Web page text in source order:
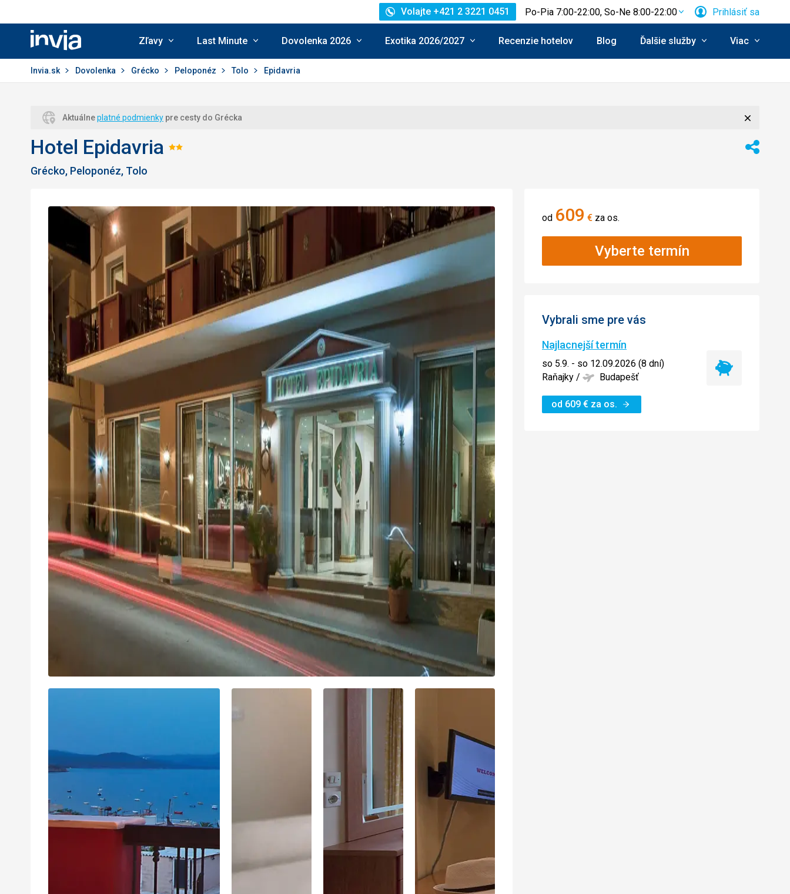
Invia.sk
Volajte +421 2 3221 0451 Po-Pia 7:00-22:00, So-Ne 8:00-22:00 Prihlásiť sa
Zľavy Last Minute Dovolenka 2026 Exotika 2026/2027 Recenzie hotelov Blog Ďalšie služby Viac
Invia.sk Dovolenka Grécko Peloponéz Tolo Epidavria
Aktuálneplatné podmienky pre cesty do Grécka
Hotel Epidavria Hodnotenie:
Grécko, Peloponéz, Tolo
Zdieľať
od 609 € za os.
Vyberte termín
Vybrali sme pre vás
Najlacnejší termín
so 5.9. - so 12.09.2026 (8 dní)
Raňajky / Budapešť
od 609 € za os.
Najlacnejší